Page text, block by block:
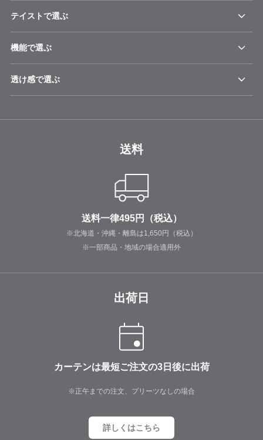
テイストで選ぶ
機能で選ぶ
透け感で選ぶ
送料
送料一律495円（税込）
※北海道・沖縄・離島は1,650円（税込）
※一部商品・地域の場合適用外
出荷日
カーテンは最短ご注文の3日後に出荷
※正午までの注文、プリーツなしの場合
詳しくはこちら